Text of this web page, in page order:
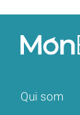
Qui som